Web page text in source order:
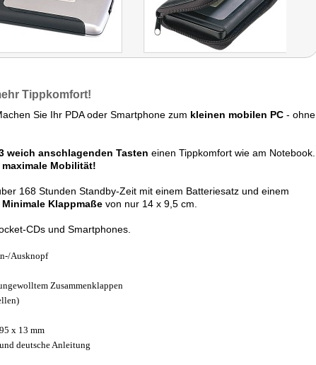
Tippkomfort!
Sie Ihr PDA oder Smartphone zum kleinen mobilen PC - ohne
weich anschlagenden Tasten einen Tippkomfort wie am Notebook.
Mobilität!
168 Stunden Standby-Zeit mit einem Batteriesatz und einem
Minimale Klappmaße von nur 14 x 9,5 cm.
CDs und Smartphones.
Ausknopf
Zusammenklappen
x 13 mm
deutsche Anleitung